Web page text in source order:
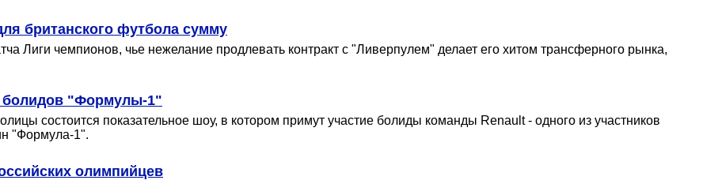
британского футбола сумму
Лиги чемпионов, чье нежелание продлевать контракт с "Ливерпулем" делает его хитом трансферного рынка,
болидов "Формулы-1"
состоится показательное шоу, в котором примут участие болиды команды Renault - одного из участников
"Формула-1".
олимпийцев